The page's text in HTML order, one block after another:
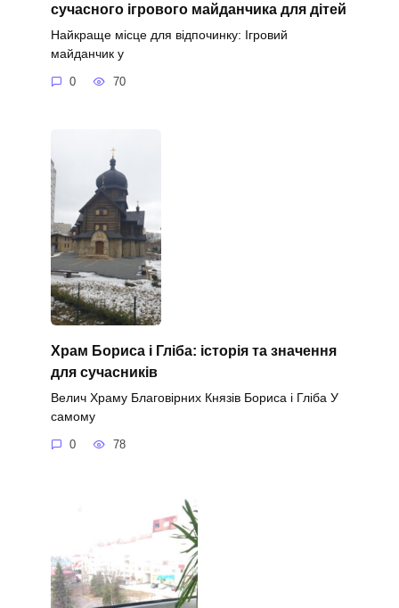
сучасного ігрового майданчика для дітей
Найкраще місце для відпочинку: Ігровий
майданчик у
0 70
Храм Бориса і Гліба: історія та значення
для сучасників
Велич Храму Благовірних Князів Бориса і Гліба У
самому
0 78